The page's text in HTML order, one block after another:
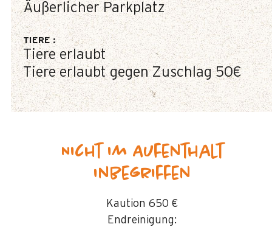
Äußerlicher Parkplatz
TIERE :
Tiere erlaubt
Tiere erlaubt gegen Zuschlag 50€
Nicht im Aufenthalt
inbegriffen
Kaution 650 €
Endreinigung: